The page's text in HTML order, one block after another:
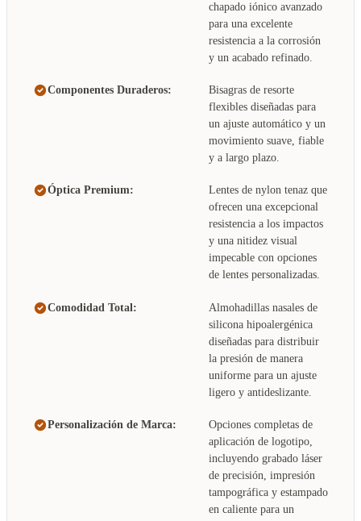
chapado iónico avanzado
para una excelente
resistencia a la corrosión
y un acabado refinado.
Componentes Duraderos:
Bisagras de resorte
flexibles diseñadas para
un ajuste automático y un
movimiento suave, fiable
y a largo plazo.
Óptica Premium:
Lentes de nylon tenaz que
ofrecen una excepcional
resistencia a los impactos
y una nitidez visual
impecable con opciones
de lentes personalizadas.
Comodidad Total:
Almohadillas nasales de
silicona hipoalergénica
diseñadas para distribuir
la presión de manera
uniforme para un ajuste
ligero y antideslizante.
Personalización de Marca:
Opciones completas de
aplicación de logotipo,
incluyendo grabado láser
de precisión, impresión
tampográfica y estampado
en caliente para un